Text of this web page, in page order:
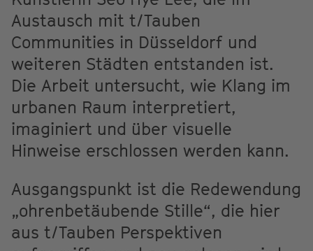
Austausch mit t/Tauben
Communities in Düsseldorf und
weiteren Städten entstanden ist.
Die Arbeit untersucht, wie Klang im
urbanen Raum interpretiert,
imaginiert und über visuelle
Hinweise erschlossen werden kann.
Ausgangspunkt ist die Redewendung
„ohrenbetäubende Stille“, die hier
aus t/Tauben Perspektiven